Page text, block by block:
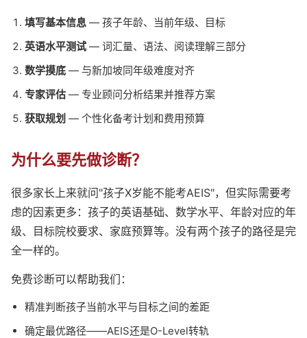
填写基本信息 — 孩子年龄、当前年级、目标
英语水平测试 — 词汇量、语法、阅读理解三部分
数学摸底 — 与新加坡同年级难度对齐
专家评估 — 专业顾问分析结果并推荐方案
获取规划 — 个性化备考计划和费用预算
为什么要先做诊断？
很多家长上来就问"孩子X岁能不能考AEIS"，但实际需要考
虑的因素更多：孩子的英语基础、数学水平、年龄对应的年
级、目标院校要求、家庭预算等。没有两个孩子的路径是完
全一样的。
免费诊断可以帮助我们：
精准判断孩子当前水平与目标之间的差距
确定最优路径——AEIS还是O-Level转轨